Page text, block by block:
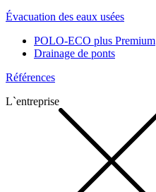
Évacuation des eaux usées
POLO-ECO plus Premium
Drainage de ponts
Références
L`entreprise